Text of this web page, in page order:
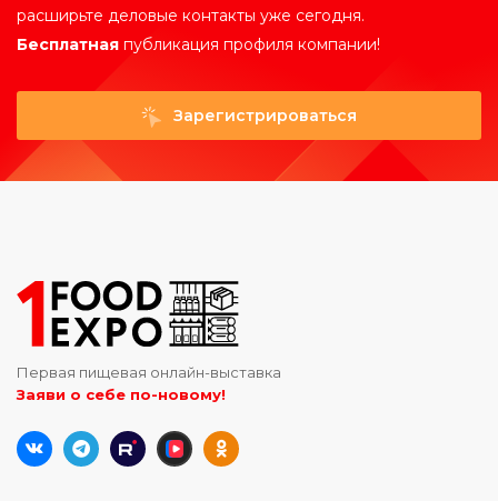
расширьте деловые контакты уже сегодня.
Бесплатная публикация профиля компании!
Зарегистрироваться
Первая пищевая онлайн-выставка
Заяви о себе по-новому!